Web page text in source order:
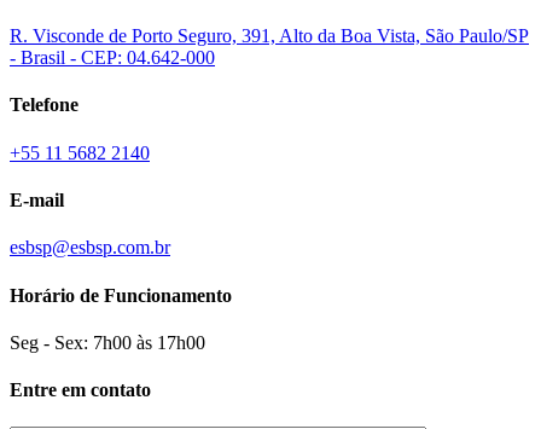
R. Visconde de Porto Seguro, 391, Alto da Boa Vista, São Paulo/SP
- Brasil - CEP: 04.642-000
Telefone
+55 11 5682 2140
E-mail
esbsp@esbsp.com.br
Horário de Funcionamento
Seg - Sex: 7h00 às 17h00
Entre em contato